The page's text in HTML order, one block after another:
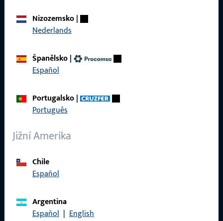
Nizozemsko|
Nederlands
Španělsko|
Español
Portugalsko|
Português
Jižní Amerika
Chile
Español
Argentina
Español | English
Produkty